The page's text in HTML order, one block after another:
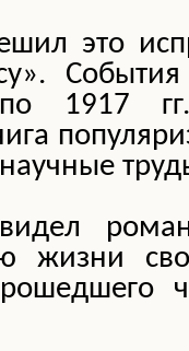
это
1917 гг.
жизни